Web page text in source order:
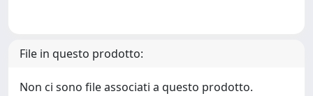
File in questo prodotto:
Non ci sono file associati a questo prodotto.